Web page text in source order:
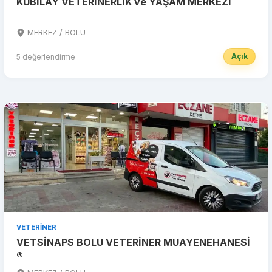
MERKEZ / BOLU
5 değerlendirme Açık
VETERINER
VETSİNAPS BOLU VETERİNER MUAYENEHANESİ
®️